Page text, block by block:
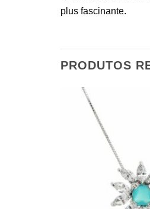
plus fascinante.
PRODUTOS